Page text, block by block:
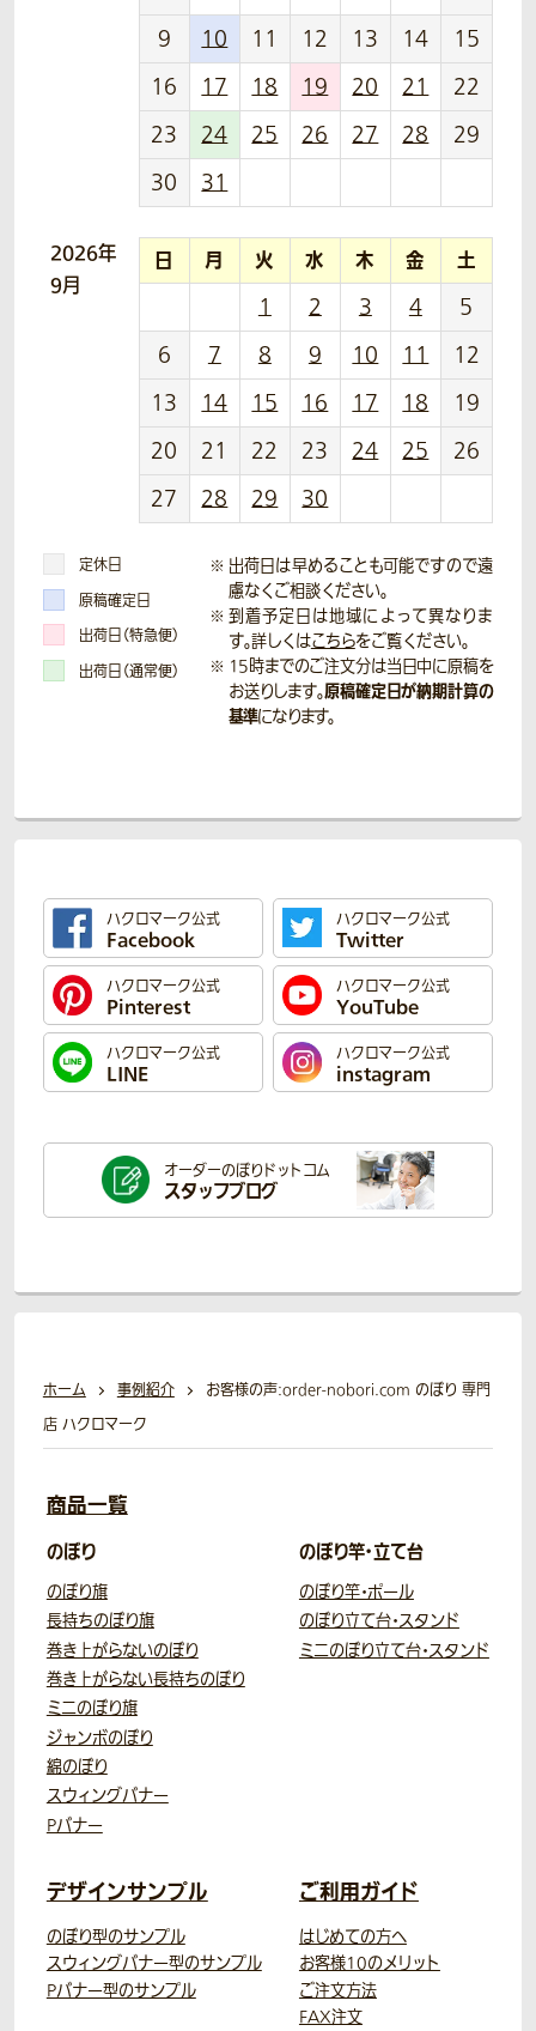
9
10 11 12 13 14
15
16
17 18 19 20 21
22
23
24 25 26 27 28
29
30
31
2026年
9月
日 月 火 水 木 金 土
1 2 3 4
5
6
7 8 9 10 11
12
13
14 15 16 17 18
19
20
21 22 23 24 25
26
27
28 29 30
定休日
原稿確定日
出荷日（特急便）
出荷日（通常便）
出荷日は早めることも可能ですので遠
慮なくご相談ください。
到着予定日は地域によって異なりま
す。詳しくはこちらをご覧ください。
15時までのご注文分は当日中に原稿を
お送りします。原稿確定日が納期計算の
基準になります。
ハクロマーク公式
Facebook
ハクロマーク公式
Twitter
ハクロマーク公式
Pinterest
ハクロマーク公式
YouTube
ハクロマーク公式
LINE
ハクロマーク公式
instagram
オーダーのぼりドットコム
スタッフブログ
ホーム 事例紹介
お客様の声:order-nobori.com のぼり 専門
店 ハクロマーク
商品一覧
のぼり
のぼり旗
長持ちのぼり旗
巻き上がらないのぼり
巻き上がらない長持ちのぼり
ミニのぼり旗
ジャンボのぼり
綿のぼり
スウィングバナー
Pバナー
のぼり竿・立て台
のぼり竿・ポール
のぼり立て台・スタンド
ミニのぼり立て台・スタンド
デザインサンプル
のぼり型のサンプル
スウィングバナー型のサンプル
Pバナー型のサンプル
ご利用ガイド
はじめての方へ
お客様10のメリット
ご注文方法
FAX注文